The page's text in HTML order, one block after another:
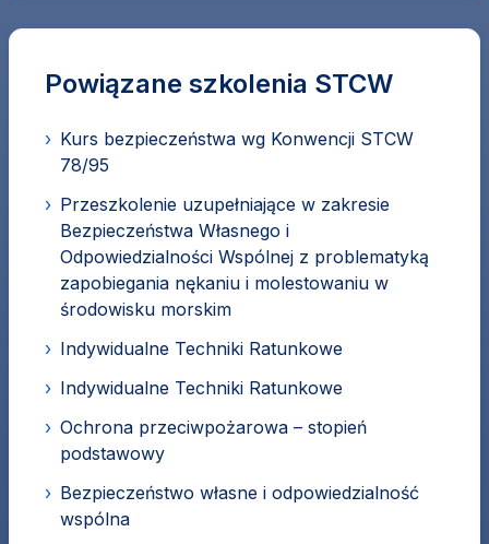
Powiązane szkolenia STCW
› Kurs bezpieczeństwa wg Konwencji STCW
78/95
› Przeszkolenie uzupełniające w zakresie
Bezpieczeństwa Własnego i
Odpowiedzialności Wspólnej z problematyką
zapobiegania nękaniu i molestowaniu w
środowisku morskim
› Indywidualne Techniki Ratunkowe
› Indywidualne Techniki Ratunkowe
› Ochrona przeciwpożarowa – stopień
podstawowy
› Bezpieczeństwo własne i odpowiedzialność
wspólna